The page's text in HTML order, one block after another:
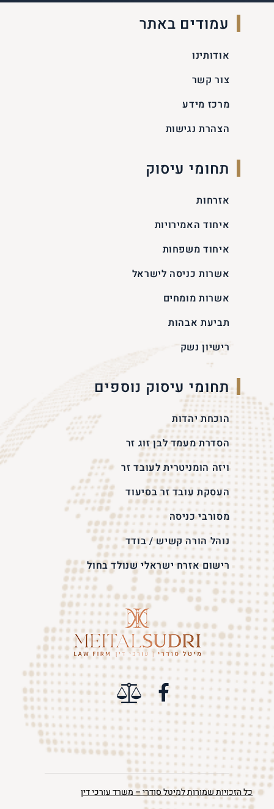
עמודים באתר
אודותינו
צור קשר
מרכז מידע
הצהרת נגישות
תחומי עיסוק
אזרחות
איחוד האמירויות
איחוד משפחות
אשרות כניסה לישראל
אשרות מומחים
תביעת אבהות
רישיון נשק
תחומי עיסוק נוספים
הוכחת יהדות
הסדרת מעמד לבן זוג זר
ויזה הומניטרית לעובד זר
העסקת עובד זר בסיעוד
מסורבי כניסה
נוהל הורה קשיש / בודד
רישום אזרח ישראלי שנולד בחול
כל הזכויות שמורות למיטל סודרי – משרד עורכי דין